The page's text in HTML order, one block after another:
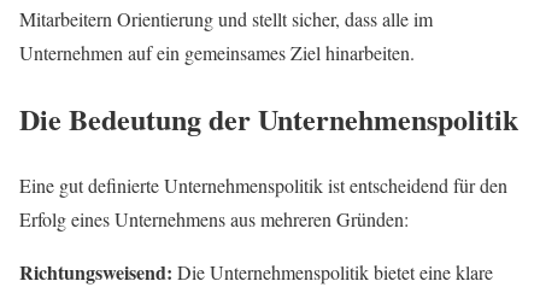
Mitarbeitern Orientierung und stellt sicher, dass alle im
Unternehmen auf ein gemeinsames Ziel hinarbeiten.
Die Bedeutung der Unternehmenspolitik
Eine gut definierte Unternehmenspolitik ist entscheidend für den
Erfolg eines Unternehmens aus mehreren Gründen:
Richtungsweisend: Die Unternehmenspolitik bietet eine klare